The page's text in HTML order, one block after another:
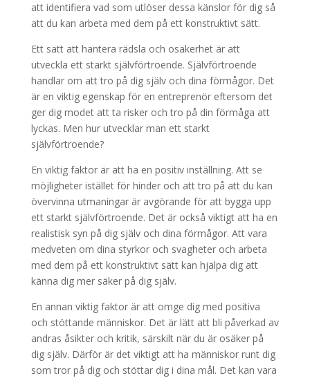
att identifiera vad som utlöser dessa känslor för dig så
att du kan arbeta med dem på ett konstruktivt sätt.
Ett sätt att hantera rädsla och osäkerhet är att
utveckla ett starkt självförtroende. Självförtroende
handlar om att tro på dig själv och dina förmågor. Det
är en viktig egenskap för en entreprenör eftersom det
ger dig modet att ta risker och tro på din förmåga att
lyckas. Men hur utvecklar man ett starkt
självförtroende?
En viktig faktor är att ha en positiv inställning. Att se
möjligheter istället för hinder och att tro på att du kan
övervinna utmaningar är avgörande för att bygga upp
ett starkt självförtroende. Det är också viktigt att ha en
realistisk syn på dig själv och dina förmågor. Att vara
medveten om dina styrkor och svagheter och arbeta
med dem på ett konstruktivt sätt kan hjälpa dig att
känna dig mer säker på dig själv.
En annan viktig faktor är att omge dig med positiva
och stöttande människor. Det är lätt att bli påverkad av
andras åsikter och kritik, särskilt när du är osäker på
dig själv. Därför är det viktigt att ha människor runt dig
som tror på dig och stöttar dig i dina mål. Det kan vara